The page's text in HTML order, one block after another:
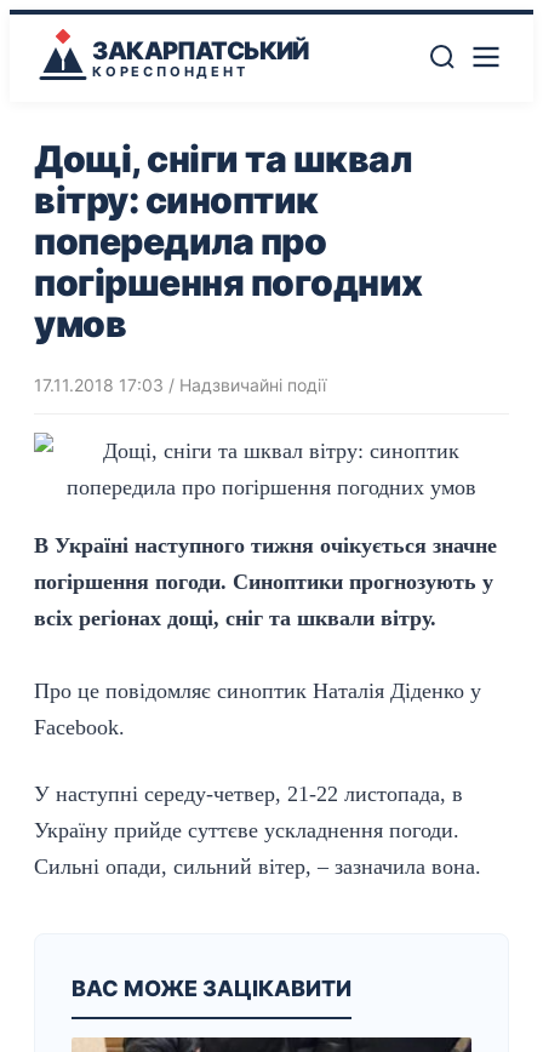
ЗАКАРПАТСЬКИЙ
КОРЕСПОНДЕНТ
Дощі, сніги та шквал
вітру: синоптик
попередила про
погіршення погодних
умов
17.11.2018 17:03 / Надзвичайні події
В Україні наступного тижня очікується значне
погіршення погоди. Синоптики прогнозують у
всіх регіонах дощі, сніг та шквали вітру.
Про це повідомляє синоптик Наталія Діденко у
Facebook.
У наступні середу-четвер, 21-22 листопада, в
Україну прийде суттєве ускладнення погоди.
Сильні опади, сильний вітер, – зазначила вона.
ВАС МОЖЕ ЗАЦІКАВИТИ